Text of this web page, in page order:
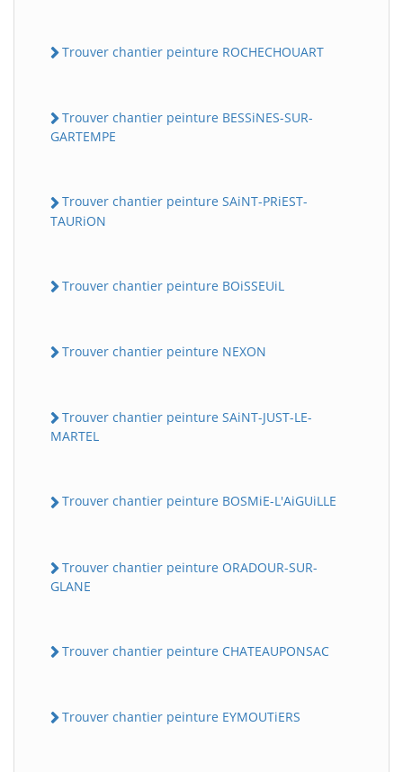
Trouver chantier peinture ROCHECHOUART
Trouver chantier peinture BESSiNES-SUR-
GARTEMPE
Trouver chantier peinture SAiNT-PRiEST-
TAURiON
Trouver chantier peinture BOiSSEUiL
Trouver chantier peinture NEXON
Trouver chantier peinture SAiNT-JUST-LE-
MARTEL
Trouver chantier peinture BOSMiE-L'AiGUiLLE
Trouver chantier peinture ORADOUR-SUR-
GLANE
Trouver chantier peinture CHATEAUPONSAC
Trouver chantier peinture EYMOUTiERS